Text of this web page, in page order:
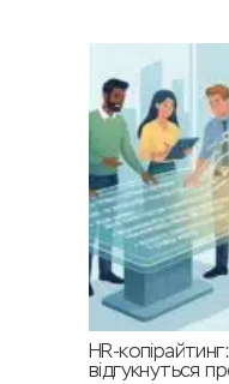
HR-
відгукнуться